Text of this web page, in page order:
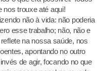
nos trouxe até aqui!
não à vida: não poderia
esse trabalho; não, não e
na nossa saúde, nos
apontando no outro
de agir, focando no que